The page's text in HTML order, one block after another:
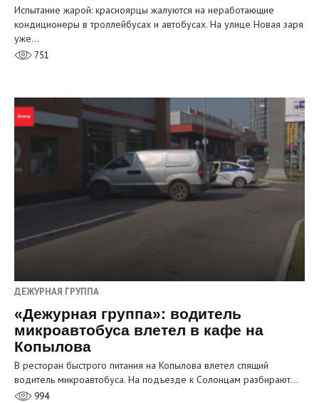
Испытание жарой: красноярцы жалуются на неработающие
кондиционеры в троллейбусах и автобусах. На улице Новая заря
уже…
751
ДЕЖУРНАЯ ГРУППА
«Дежурная группа»: водитель
микроавтобуса влетел в кафе на
Копылова
В ресторан быстрого питания на Копылова влетел спящий
водитель микроавтобуса. На подъезде к Солонцам разбирают…
994